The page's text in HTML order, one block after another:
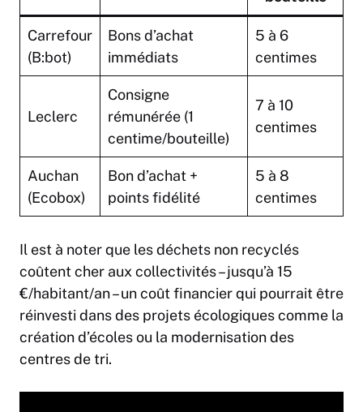
Carrefour
(B:bot)
Bons d’achat
immédiats
5 à 6
centimes
Leclerc
Consigne
rémunérée (1
centime/bouteille)
7 à 10
centimes
Auchan
(Ecobox)
Bon d’achat +
points fidélité
5 à 8
centimes
Il est à noter que les déchets non recyclés
coûtent cher aux collectivités – jusqu’à 15
€/habitant/an – un coût financier qui pourrait être
réinvesti dans des projets écologiques comme la
création d’écoles ou la modernisation des
centres de tri.